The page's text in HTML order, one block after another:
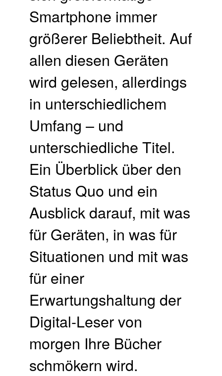
Smartphone immer
größerer Beliebtheit. Auf
allen diesen Geräten
wird gelesen, allerdings
in unterschiedlichem
Umfang – und
unterschiedliche Titel.
Ein Überblick über den
Status Quo und ein
Ausblick darauf, mit was
für Geräten, in was für
Situationen und mit was
für einer
Erwartungshaltung der
Digital-Leser von
morgen Ihre Bücher
schmökern wird.